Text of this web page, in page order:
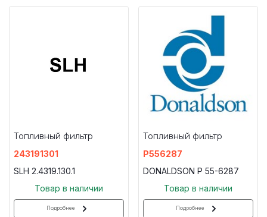
Топливный фильтр
243191301
SLH 2.4319.130.1
Товар в наличии
Подробнее
Топливный фильтр
P556287
DONALDSON P 55-6287
Товар в наличии
Подробнее